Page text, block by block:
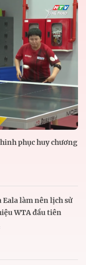
phục huy chương
Eala làm nên lịch sử
WTA đầu tiên